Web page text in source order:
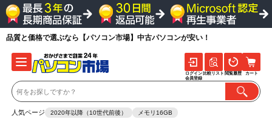
品質と価格で選ぶなら【パソコン市場】中古パソコンが安い！
人気ページ 2020年以降（10世代前後） メモリ16GB
ログイン
会員登録
比較リスト 閲覧履歴 カート